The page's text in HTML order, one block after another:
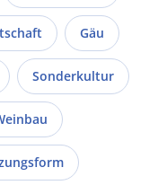
Gäu
Sonderkultur